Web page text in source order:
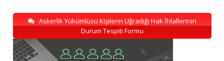
Askerlik Yükümlüsü Kişilerin Uğradığı Hak İhlallerinin
Durum Tespiti Formu